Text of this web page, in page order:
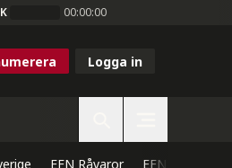
00:00:00
Logga in
EFN Råvaror EFN Direkt